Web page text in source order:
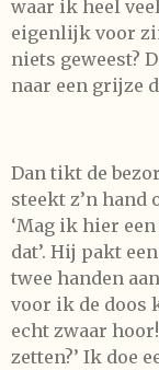
waar ik heel
eigenlijk voor
niets geweest?
naar een grijze
Dan tikt de
steekt z’n hand
‘Mag ik hier
dat’. Hij pakt
twee handen
voor ik de doos
echt zwaar
zetten?’ Ik doe